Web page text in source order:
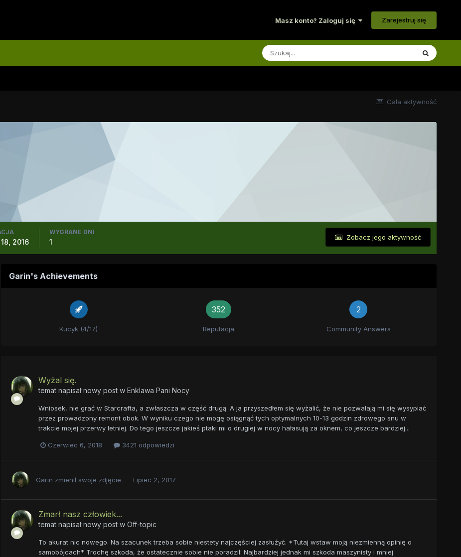
Masz konto? Zaloguj się Zarejestruj się
Cała aktywność
Zobacz jego aktywność
2016
WYGRANE DNI
1
Garin's Achievements
Kucyk (4/17)
352
Reputacja
2
Community Answers
Wyżal się.
temat napisał nowy post w Enklawa Pani Nocy
Wniosek, nie grać w Starcrafta, a zwłaszcza w część drugą. A ja przyszedłem się wyżalić, że nie pozwalają mi się wysypiać
przez prowadzony remont obok. W wyniku czego nie mogę osiągnąć tych optymalnych 10-13 godzin zdrowego snu w
trakcie mojej przerwy letniej. Do tego jeszcze jakieś ptaki mi o drugiej w nocy hałasują za oknem, co jeszcze bardziej...
Czerwiec 6, 2018 3421 odpowiedzi
Garin zmienił swoje zdjęcie Lipiec 2, 2017
Zmarł nasz człowiek...
temat napisał nowy post w Off-topic
To akurat nic nowego. Na szacunek trzeba sobie niestety najczęściej zasłużyć. *Tutaj wstaw moją niezmienną opinię o
samobójcach* Trochę szkoda, że ostatecznie sobie nie poradził. Najbardziej jednak mi szkoda maszynisty i mniej